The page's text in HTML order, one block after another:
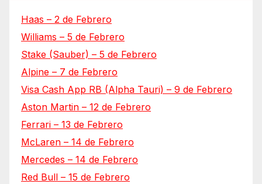
Haas – 2 de Febrero
Williams – 5 de Febrero
Stake (Sauber) – 5 de Febrero
Alpine – 7 de Febrero
Visa Cash App RB (Alpha Tauri) – 9 de Febrero
Aston Martin – 12 de Febrero
Ferrari – 13 de Febrero
McLaren – 14 de Febrero
Mercedes – 14 de Febrero
Red Bull – 15 de Febrero